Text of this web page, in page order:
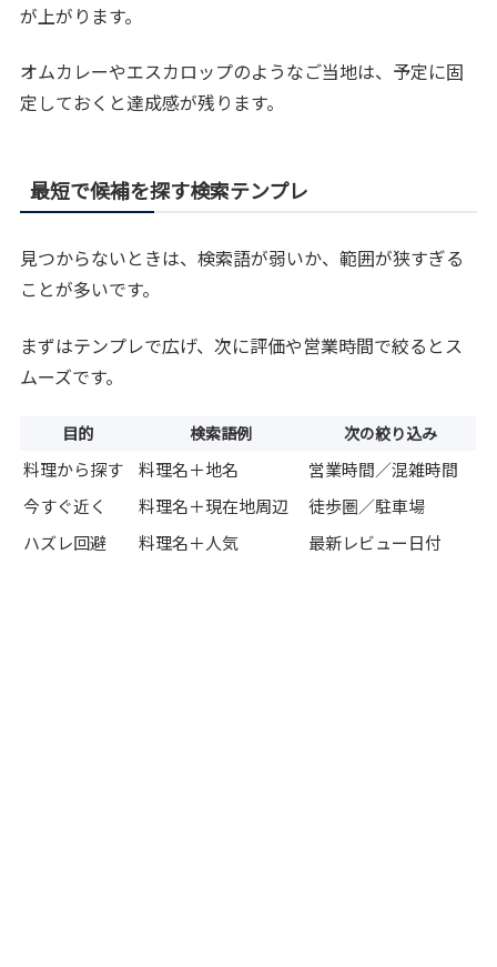
が上がります。
オムカレーやエスカロップのようなご当地は、予定に固
定しておくと達成感が残ります。
最短で候補を探す検索テンプレ
見つからないときは、検索語が弱いか、範囲が狭すぎる
ことが多いです。
まずはテンプレで広げ、次に評価や営業時間で絞るとス
ムーズです。
目的 検索語例 次の絞り込み
料理から探す 料理名＋地名
営業時間／混雑時間
今すぐ近く
料理名＋現在地周辺
徒歩圏／駐車場
ハズレ回避
料理名＋人気 最新レビュー日付